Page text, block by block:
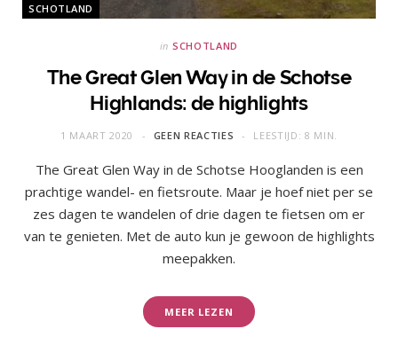
SCHOTLAND
in SCHOTLAND
The Great Glen Way in de Schotse
Highlands: de highlights
1 MAART 2020 GEEN REACTIES LEESTIJD: 8 MIN.
The Great Glen Way in de Schotse Hooglanden is een
prachtige wandel- en fietsroute. Maar je hoef niet per se
zes dagen te wandelen of drie dagen te fietsen om er
van te genieten. Met de auto kun je gewoon de highlights
meepakken.
MEER LEZEN